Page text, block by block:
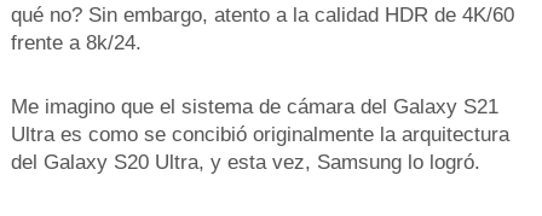
qué no? Sin embargo, atento a la calidad HDR de 4K/60
frente a 8k/24.
Me imagino que el sistema de cámara del Galaxy S21
Ultra es como se concibió originalmente la arquitectura
del Galaxy S20 Ultra, y esta vez, Samsung lo logró.